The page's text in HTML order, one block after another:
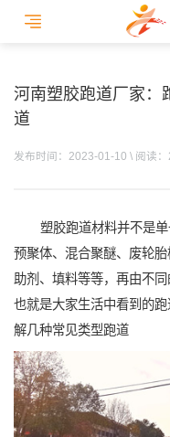
河南塑胶跑道厂家：
道
发布时间：2023-01-10 \ 阅读
塑胶跑道材料并不是
预聚体、混合聚醚、废轮胎
助剂、填料等等，再由不
也就是大家生活中看到的
解几种常见类型跑道